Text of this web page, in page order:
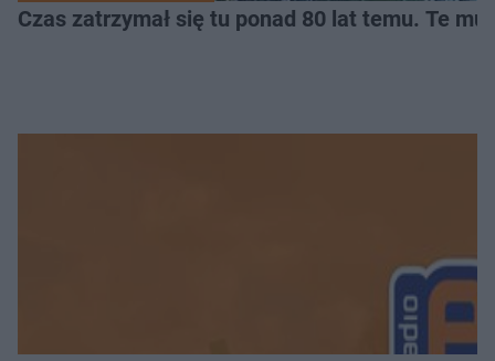
Czas zatrzymał się tu ponad 80 lat temu. Te